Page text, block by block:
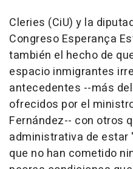
Cleries (CiU) y la
Congreso Esperança
también el hecho de
espacio inmigrantes
antecedentes --más
ofrecidos por el
Fernández-- con otros
administrativa de estar
que no han cometido